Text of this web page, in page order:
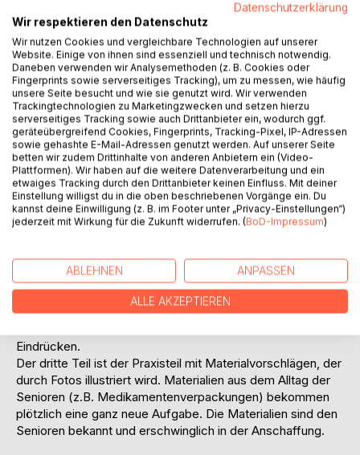
BESCHREIBUNG
Jeder Mensch entwickelt sich, egal in welchem Alter. Maria
Montessori hat beobachtet, dass Kinder be-greifen
müssen um begreifen zu können. Dies trifft nicht nur für
Kinder sondern auch für Senioren zu.
In diesem Buch ergänzen sich Erfahrungen der Autorin mit
Senioren aus dem „Betreuten Wohnen“ der
Seniorenresidenz. Es soll helfen, Senioren als wertvolle
Menschen zu sehen und diese dabei unterstützen,
vergessene Handlungsabläufe wieder neu zu erlernen oder
ihnen gewisse Tätigkeiten durch adaptiertes Material zu
„Hilf mir es selbst zu tun“.
Die Autorin vermittelt im ersten Teil Montessori-
Pädagogik/-Therapie im Seniorenbereich.
Eindrücken.
Der dritte Teil ist der Praxisteil mit Materialvorschlägen, der
durch Fotos illustriert wird. Materialien aus dem Alltag der
Senioren (z.B. Medikamentenverpackungen) bekommen
plötzlich eine ganz neue Aufgabe. Die Materialien sind den
Senioren bekannt und erschwinglich in der Anschaffung.
Datenschutzerklärung
Wir respektieren den Datenschutz
Wir nutzen Cookies und vergleichbare Technologien auf unserer
Website. Einige von ihnen sind essenziell und technisch notwendig.
Daneben verwenden wir Analysemethoden (z. B. Cookies oder
Fingerprints sowie serverseitiges Tracking), um zu messen, wie häufig
unsere Seite besucht und wie sie genutzt wird. Wir verwenden
Trackingtechnologien zu Marketingzwecken und setzen hierzu
serverseitiges Tracking sowie auch Drittanbieter ein, wodurch ggf.
geräteübergreifend Cookies, Fingerprints, Tracking-Pixel, IP-Adressen
sowie gehashte E-Mail-Adressen genutzt werden. Auf unserer Seite
betten wir zudem Drittinhalte von anderen Anbietern ein (Video-
Plattformen). Wir haben auf die weitere Datenverarbeitung und ein
etwaiges Tracking durch den Drittanbieter keinen Einfluss. Mit deiner
Einstellung willigst du in die oben beschriebenen Vorgänge ein. Du
kannst deine Einwilligung (z. B. im Footer unter „Privacy-Einstellungen“)
jederzeit mit Wirkung für die Zukunft widerrufen. (BoD-Impressum)
ABLEHNEN ANPASSEN
ALLE AKZEPTIEREN